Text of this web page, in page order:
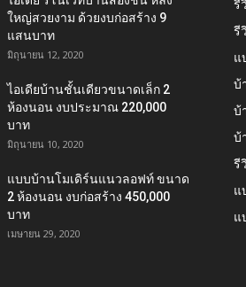
ใหญ่สวยงาม ด้วยงบก่อสร้าง 9
แสนบาท
มิถุนายน 12, 2020
ไอเดียบ้านชั้นเดียวขนาดเล็ก 2
ห้องนอน งบประมาณ 220,000
บาท
มิถุนายน 10, 2020
แบบบ้านโมเดิร์นแนวลอฟท์ ขนาด
2 ห้องนอน งบก่อสร้าง 450,000
บาท
เมษายน 29, 2020
รี
รี
แ
บ้
บ้
บ้
รี
แ
แ